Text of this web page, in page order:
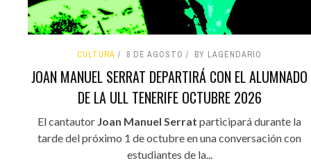
CULTURA 8 DE AGOSTO BY LAGENDARIO
JOAN MANUEL SERRAT DEPARTIRÁ CON EL ALUMNADO
DE LA ULL TENERIFE OCTUBRE 2026
El cantautor Joan Manuel Serrat participará durante la
tarde del próximo 1 de octubre en una conversación con
estudiantes de la...